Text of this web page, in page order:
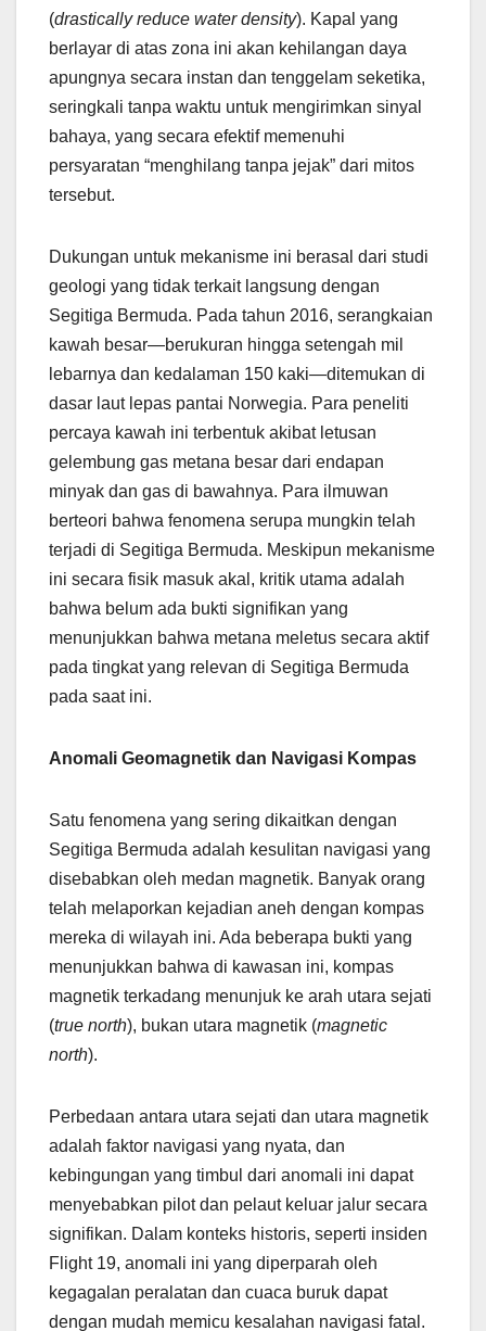
(drastically reduce water density). Kapal yang
berlayar di atas zona ini akan kehilangan daya
apungnya secara instan dan tenggelam seketika,
seringkali tanpa waktu untuk mengirimkan sinyal
bahaya, yang secara efektif memenuhi
persyaratan “menghilang tanpa jejak” dari mitos
tersebut.
Dukungan untuk mekanisme ini berasal dari studi
geologi yang tidak terkait langsung dengan
Segitiga Bermuda. Pada tahun 2016, serangkaian
kawah besar—berukuran hingga setengah mil
lebarnya dan kedalaman 150 kaki—ditemukan di
dasar laut lepas pantai Norwegia. Para peneliti
percaya kawah ini terbentuk akibat letusan
gelembung gas metana besar dari endapan
minyak dan gas di bawahnya. Para ilmuwan
berteori bahwa fenomena serupa mungkin telah
terjadi di Segitiga Bermuda. Meskipun mekanisme
ini secara fisik masuk akal, kritik utama adalah
bahwa belum ada bukti signifikan yang
menunjukkan bahwa metana meletus secara aktif
pada tingkat yang relevan di Segitiga Bermuda
pada saat ini.
Anomali Geomagnetik dan Navigasi Kompas
Satu fenomena yang sering dikaitkan dengan
Segitiga Bermuda adalah kesulitan navigasi yang
disebabkan oleh medan magnetik. Banyak orang
telah melaporkan kejadian aneh dengan kompas
mereka di wilayah ini. Ada beberapa bukti yang
menunjukkan bahwa di kawasan ini, kompas
magnetik terkadang menunjuk ke arah utara sejati
(true north), bukan utara magnetik (magnetic
north).
Perbedaan antara utara sejati dan utara magnetik
adalah faktor navigasi yang nyata, dan
kebingungan yang timbul dari anomali ini dapat
menyebabkan pilot dan pelaut keluar jalur secara
signifikan. Dalam konteks historis, seperti insiden
Flight 19, anomali ini yang diperparah oleh
kegagalan peralatan dan cuaca buruk dapat
dengan mudah memicu kesalahan navigasi fatal.